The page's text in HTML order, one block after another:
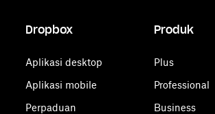
Dropbox
Aplikasi desktop
Aplikasi mobile
Perpaduan
Produk
Plus
Professional
Business